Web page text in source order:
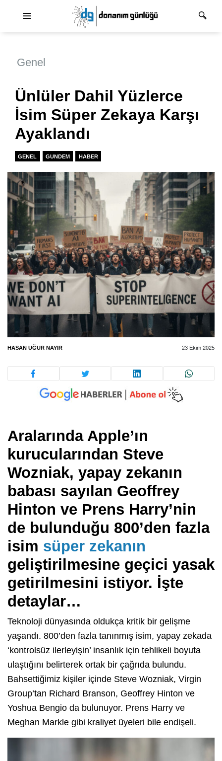
Genel
Ünlüler Dahil Yüzlerce
İsim Süper Zekaya Karşı
Ayaklandı
GENEL GUNDEM HABER
HASAN UĞUR NAYIR 23 Ekim 2025
Aralarında Apple’ın
kurucularından Steve
Wozniak, yapay zekanın
babası sayılan Geoffrey
Hinton ve Prens Harry’nin
de bulunduğu 800’den fazla
isim süper zekanın
geliştirilmesine geçici yasak
getirilmesini istiyor. İşte
detaylar…
Teknoloji dünyasında oldukça kritik bir gelişme
yaşandı. 800’den fazla tanınmış isim, yapay zekada
‘kontrolsüz ilerleyişin’ insanlık için tehlikeli boyuta
ulaştığını belirterek ortak bir çağrıda bulundu.
Bahsettiğimiz kişiler içinde Steve Wozniak, Virgin
Group’tan Richard Branson, Geoffrey Hinton ve
Yoshua Bengio da bulunuyor. Prens Harry ve
Meghan Markle gibi kraliyet üyeleri bile endişeli.